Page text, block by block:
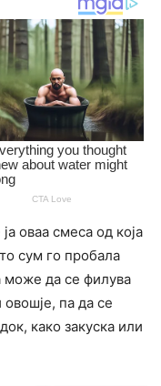
оваа смеса од која
сум го пробала
може да се филува
па да се
како закуска или